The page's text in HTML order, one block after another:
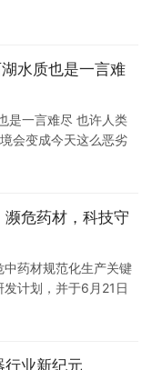
水质也是一言难
是一言难尽 也许人类
会变成今天这么恶劣
后大家就在空里度
年明年收成不好没办
危药材，科技守
中药材规范化生产关键
计划，并于6月21日
出席并致辞。会上举
行业新纪元